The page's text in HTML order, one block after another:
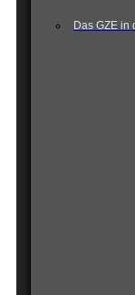
Das GZE in